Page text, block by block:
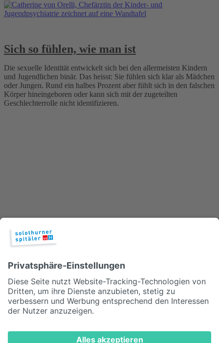
Sich so fühlen, wie man ist
Die sexuelle Identität entwickelt sich bei den allermeisten Kindern
und Jugendlichen binär. Das heisst: Sie fühlen sich klar als Mädchen
oder Jungen. Rund ein halbes Prozent aber fühlt sich in den falschen
Körper hineingeboren oder kann sich mit der zugeteilten
Geschlechterrolle nicht identifizieren.
Keine Frage des Geschlechts
In der Chirurgie arbeiten nur Männer und in der Pflege nur Frauen?
© 2026, Solothurner Spitäler AG